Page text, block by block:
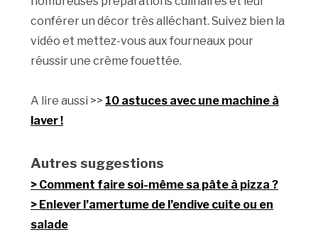
conférer un décor très alléchant. Suivez bien la
vidéo et mettez-vous aux fourneaux pour
réussir une crème fouettée.
A lire aussi >> 10 astuces avec une machine à
laver !
Autres suggestions
Comment faire soi-même sa pâte à pizza ?
Enlever l’amertume de l’endive cuite ou en
salade